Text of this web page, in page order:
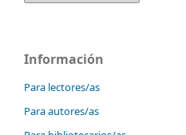
Información
Para lectores/as
Para autores/as